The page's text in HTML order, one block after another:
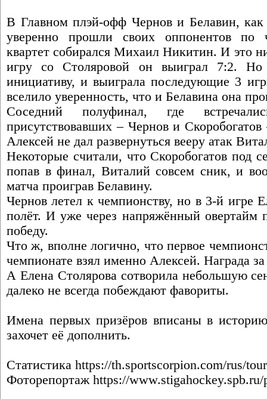
В Главном плэй-офф Чернов и Белавин, как
уверенно прошли своих оппонентов по
квартет собирался Михаил Никитин. И это
игру со Столяровой он выиграл 7:2. Но
инициативу, и выиграла последующие 3
вселило уверенность, что и Белавина она
Соседний полуфинал, где
присутствовавших – Чернов и
Алексей не дал развернуться вееру атак
Некоторые считали, что Скоробогатов под
попав в финал, Виталий совсем сник, и
матча проиграв Белавину.
Чернов летел к чемпионству, но в 3-й игре
полёт. И уже через напряжённый овертайм
победу.
Что ж, вполне логично, что первое
чемпионате взял именно Алексей. Награда
А Елена Столярова сотворила небольшую
далеко не всегда побеждают фавориты.
Имена первых призёров вписаны в
захочет её дополнить.
Статистика https://th.sportscorpion.com/rus/
Фоторепортаж https://